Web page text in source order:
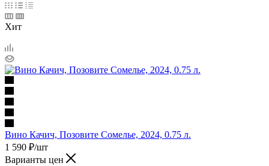
Хит
Вино Качич, Позовите Сомелье, 2024, 0.75 л.
1 590 ₽/шт
Варианты цен